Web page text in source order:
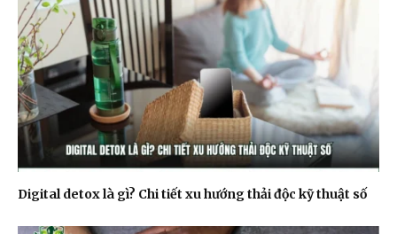
Digital detox là gì? Chi tiết xu hướng thải độc kỹ thuật số